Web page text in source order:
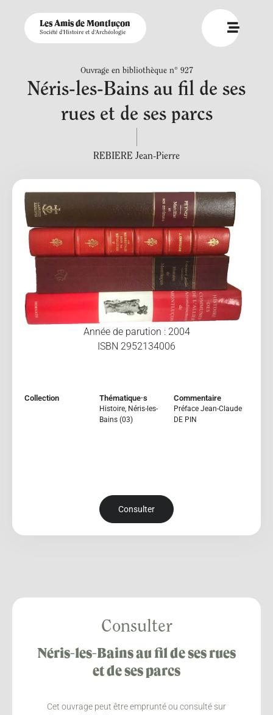
Les Amis de Montluçon
Société d'Histoire et d'Archéologie
Ouvrage en bibliothèque n° 927
Néris-les-Bains au fil de ses
rues et de ses parcs
REBIERE Jean-Pierre
Année de parution : 2004
ISBN 2952134006
Collection Thématique·s
Histoire, Néris-les-
Bains (03)
Commentaire
Préface Jean-Claude
DE PIN
Consulter
Consulter
Néris-les-Bains au fil de ses rues
et de ses parcs
Cet ouvrage peut être emprunté ou consulté sur